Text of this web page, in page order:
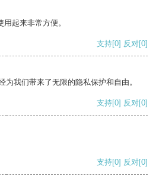
起来非常方便。
支持[0] 反对[0]
为我们带来了无限的隐私保护和自由。
支持[0] 反对[0]
支持[0] 反对[0]